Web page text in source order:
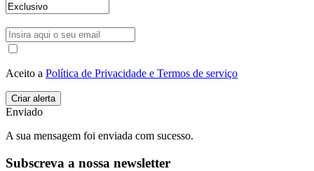
Aceito a Política de Privacidade e Termos de serviço
Enviado
A sua mensagem foi enviada com sucesso.
Subscreva a nossa newsletter